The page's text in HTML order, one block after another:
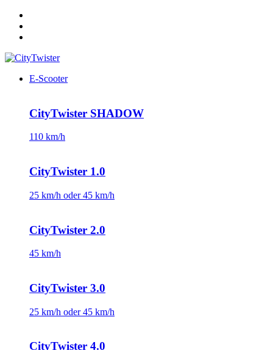
E-Scooter
CityTwister SHADOW
110 km/h
CityTwister 1.0
25 km/h oder 45 km/h
CityTwister 2.0
45 km/h
CityTwister 3.0
25 km/h oder 45 km/h
CityTwister 4.0